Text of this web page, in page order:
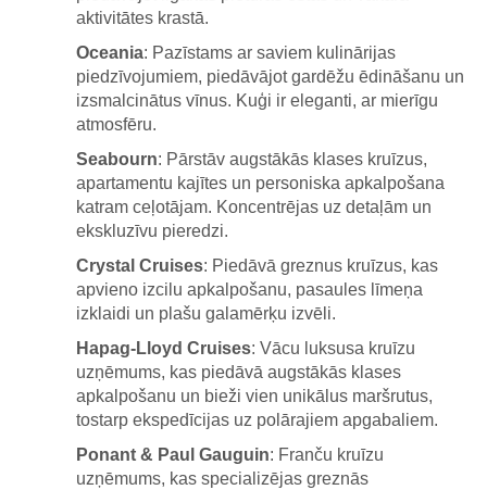
aktivitātes krastā.
Oceania: Pazīstams ar saviem kulinārijas
piedzīvojumiem, piedāvājot gardēžu ēdināšanu un
izsmalcinātus vīnus. Kuģi ir eleganti, ar mierīgu
atmosfēru.
Seabourn: Pārstāv augstākās klases kruīzus,
apartamentu kajītes un personiska apkalpošana
katram ceļotājam. Koncentrējas uz detaļām un
ekskluzīvu pieredzi.
Crystal Cruises: Piedāvā greznus kruīzus, kas
apvieno izcilu apkalpošanu, pasaules līmeņa
izklaidi un plašu galamērķu izvēli.
Hapag-Lloyd Cruises: Vācu luksusa kruīzu
uzņēmums, kas piedāvā augstākās klases
apkalpošanu un bieži vien unikālus maršrutus,
tostarp ekspedīcijas uz polārajiem apgabaliem.
Ponant & Paul Gauguin: Franču kruīzu
uzņēmums, kas specializējas greznās